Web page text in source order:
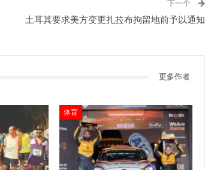
下一个
土耳其要求美方变更扎拉布拘留地前予以通知
更多作者
体育